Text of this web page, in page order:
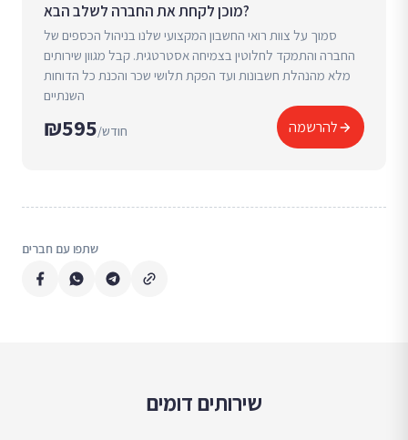
מוכן לקחת את החברה לשלב הבא?
סמוך על צוות רואי החשבון המקצועי שלנו בניהול הכספים של
החברה והתמקד לחלוטין בצמיחה אסטרטגית. קבל מגוון שירותים
מלא מהנהלת חשבונות ועד הפקת תלושי שכר והכנת כל הדוחות
השנתיים
₪595 /חודש להרשמה
שתפו עם חברים
שירותים דומים